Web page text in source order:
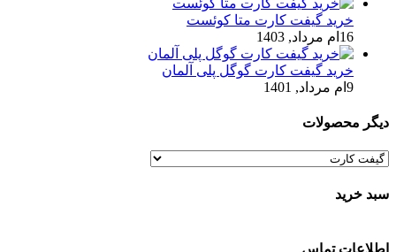
خرید گیفت کارت متا کوئست
16ام مرداد, 1403
خرید گیفت کارت گوگل پلی آلمان
9ام مرداد, 1401
دیگر محصولات
سبد خرید
اطلاعات تماس